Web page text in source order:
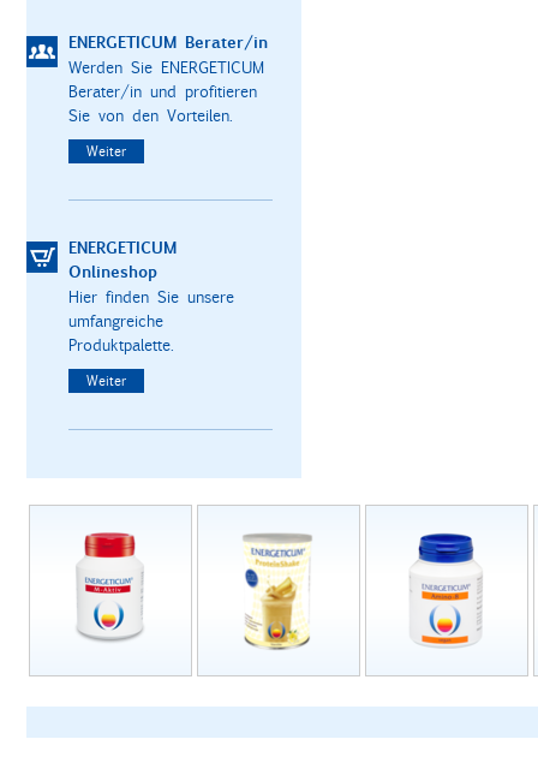
ENERGETICUM Berater/in
Werden Sie ENERGETICUM
Berater/in und profitieren
Sie von den Vorteilen.
Weiter
ENERGETICUM
Onlineshop
Hier finden Sie unsere
umfangreiche
Produktpalette.
Weiter